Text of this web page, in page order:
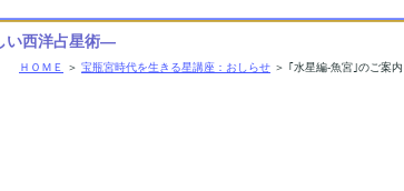
い西洋占星術―
ＨＯＭＥ ＞ 宝瓶宮時代を生きる星講座：おしらせ ＞ ｢水星編-魚宮｣のご案内